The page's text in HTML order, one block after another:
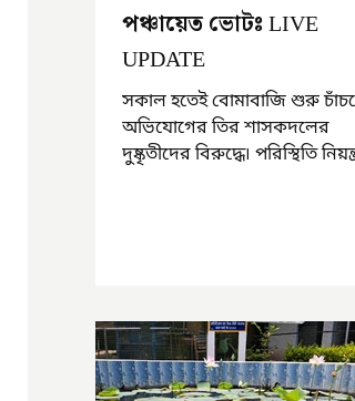
পঞ্চায়েত ভোটঃ LIVE
UPDATE
সকাল হতেই বোমাবাজি শুরু
অভিযোগের তির শাসকদলের
দুষ্কৃতীদের বিরুদ্ধে৷ পরিস্থিতি